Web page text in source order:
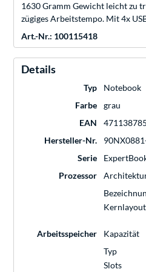
1630 Gramm Gewicht leicht zu
zügiges Arbeitstempo. Mit 4x
Art.-Nr.: 100115418
Details
Typ
Notebook
Farbe
grau
EAN
Hersteller-Nr.
Serie
Prozessor
Kernlayout
Arbeitsspeicher
Kapazität
Typ
Slots